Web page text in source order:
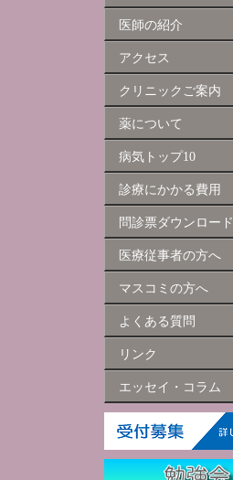
医師の紹介
アクセス
クリニックご案内
薬について
病気トップ10
診療にかかる費用
問診票ダウンロード
医療従事者の方へ
マスコミの方へ
よくある質問
リンク
エッセイ・コラム